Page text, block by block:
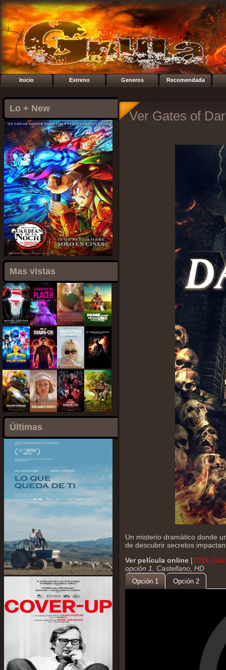
Inicio Estreno Generos Recomendada
Lo + New
Mas vistas
Últimas
Ver Gates of
Un misterio dramático donde
de descubrir secretos
Ver película online [2019,
opción 1, Castellano, HD
Opción 1 Opción 2